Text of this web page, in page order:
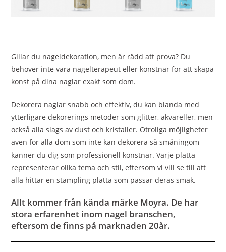
Gillar du nageldekoration, men är rädd att prova? Du
behöver inte vara nagelterapeut eller konstnär för att skapa
konst på dina naglar exakt som dom.
Dekorera naglar snabb och effektiv, du kan blanda med
ytterligare dekorerings metoder som glitter, akvareller, men
också alla slags av dust och kristaller. Otroliga möjligheter
även för alla dom som inte kan dekorera så småningom
känner du dig som professionell konstnär. Varje platta
representerar olika tema och stil, eftersom vi vill se till att
alla hittar en stämpling platta som passar deras smak.
Allt kommer från kända märke Moyra. De har
stora erfarenhet inom nagel branschen,
eftersom de finns på marknaden 20år.